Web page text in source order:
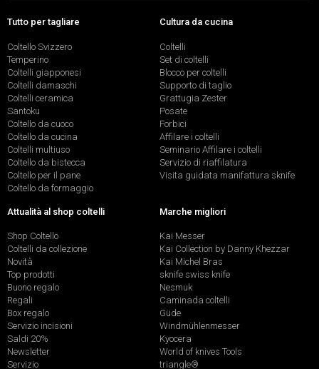
Tutto per tagliare
Coltello Svizzero
Temperino
Coltelli giapponesi
Coltelli damaschi
Coltelli ceramica
Santoku
Coltello da cuoco
Coltello da cucina
Coltelli multiuso
Coltello da bistecca
Coltello per il pane
Coltello da formaggio
Cultura da cucina
Coltelli
Set di coltelli
Blocco per coltelli
Supporto di taglio
Grattugia Zester
Posate
Forbici
Affilare i coltelli
Seminario Affilare i coltelli
Servizio di riaffilatura
Visita guidata manifattura sknife
Attualità al shop coltelli
Shop Coltello
Coltelli da collezione
Novità
Top prodotti
Buono regalo
Regali
Box regalo
Servizio incisioni
Saldi 20%
Newsletter
Servizio
Marche migliori
Kai Messer
Kai Collection by Danny Khezzar
Kai Michel Bras
sknife swiss knife
Nesmuk
Caminada coltelli
Güde
Windmühlenmesser
Kyocera
World of knives Tools
triangle®